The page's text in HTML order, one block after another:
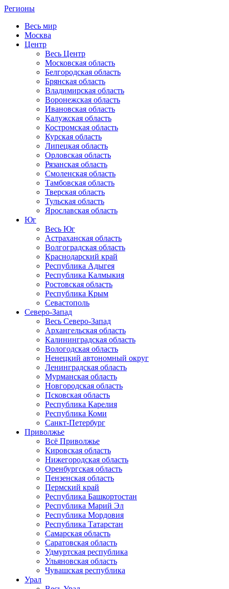
Регионы
Весь мир
Москва
Центр
Весь Центр
Московская область
Белгородская область
Брянская область
Владимирская область
Воронежская область
Ивановская область
Калужская область
Костромская область
Курская область
Липецкая область
Орловская область
Рязанская область
Смоленская область
Тамбовская область
Тверская область
Тульская область
Ярославская область
Юг
Весь Юг
Астраханская область
Волгоградская область
Краснодарский край
Республика Адыгея
Республика Калмыкия
Ростовская область
Республика Крым
Севастополь
Северо-Запад
Весь Северо-Запад
Архангельская область
Калининградская область
Вологодская область
Ненецкий автономный округ
Ленинградская область
Мурманская область
Новгородская область
Псковская область
Республика Карелия
Республика Коми
Санкт-Петербург
Приволжье
Всё Приволжье
Кировская область
Нижегородская область
Оренбургская область
Пензенская область
Пермский край
Республика Башкортостан
Республика Марий Эл
Республика Мордовия
Республика Татарстан
Самарская область
Саратовская область
Удмуртская республика
Ульяновская область
Чувашская республика
Урал